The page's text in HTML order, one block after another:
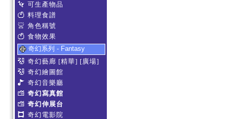
可生產物品
料理食譜
角色稱號
食物效果
奇幻系列 - Fantasy
奇幻藝廊 [精華] [廣場]
奇幻繪圖館
奇幻音樂廳
奇幻寫真館
奇幻伸展台
奇幻電影院